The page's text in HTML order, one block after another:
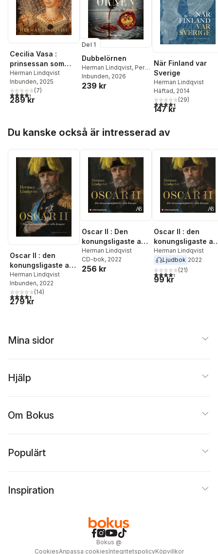
Cecilia Vasa :
prinsessan som
aldrig gav upp
Herman Lindqvist
Inbunden, 2025
4,3utav 5 stjärnor. Totalt antal röster:
(7)
289 kr
Del 1
Dubbelörnen
Herman Lindqvist, Per
E. Åsberg
Inbunden, 2026
239 kr
När Finland var
Sverige
Herman Lindqvist
Häftad, 2014
4,4utav 5 stjärnor.
(29)
147 kr
Du kanske också är intresserad av
Oscar II : den
konungsligaste av
alla kungar
Herman Lindqvist
Inbunden, 2022
4,4utav 5 stjärnor. Totalt antal röster:
(14)
279 kr
Oscar II : Den
konungsligaste av
alla kungar
Herman Lindqvist
CD-bok, 2022
256 kr
Oscar II : den
konungsligaste av
alla kungar
Herman Lindqvist
Ljudbok 2022
4,3utav 5 stjärnor.
(21)
99 kr
Mina sidor
Hjälp
Om Bokus
Populärt
Inspiration
Bokus @
CookiesAnpassa cookiesIntegritetspolicyKöpvillkor